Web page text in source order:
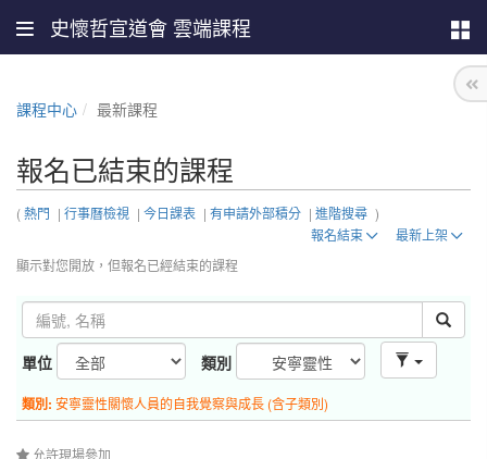
史懷哲宣道會 雲端課程
課程中心 最新課程
報名已結束的課程
(熱門 | 行事曆檢視 | 今日課表 | 有申請外部積分 | 進階搜尋 )
報名結束
最新上架
顯示對您開放，但報名已經結束的課程
單位 類別
類別: 安寧靈性關懷人員的自我覺察與成長 (含子類別)
允許現場參加